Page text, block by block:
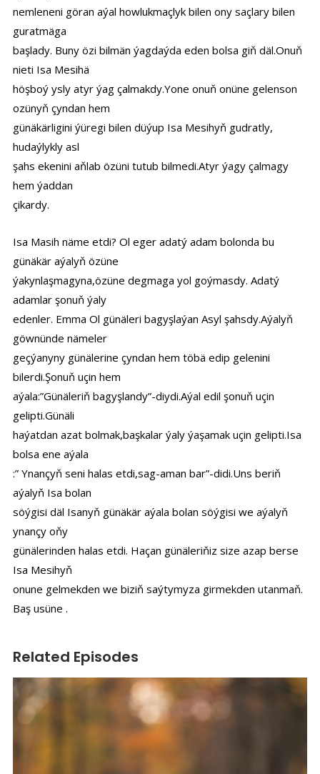
nemleneni göran aýal howlukmaçlyk bilen ony saçlary bilen
guratmäga
başlady. Buny özi bilmän ýagdaýda eden bolsa giň däl.Onuň
nieti Isa Mesihä
höşboý ysly atyr ýag çalmakdy.Yone onuň onüne gelenson
ozünyň çyndan hem
günäkärligini ýüregi bilen düýup Isa Mesihyň gudratly,
hudaýlykly asl
şahs ekenini aňlab özüni tutub bilmedi.Atyr ýagy çalmagy
hem ýaddan
çikardy.
Isa Masih näme etdi? Ol eger adatý adam bolonda bu
günäkär aýalyň özüne
ýakynlaşmagyna,özüne degmaga yol goýmasdy. Adatý
adamlar şonuň ýaly
edenler. Emma Ol günäleri bagyşlaýan Asyl şahsdy.Aýalyň
göwnünde nämeler
geçýanyny günälerine çyndan hem töbä edip gelenini
bilerdi.Şonuň uçin hem
aýala:”Günäleriň bagyşlandy”-diydi.Aýal edil şonuň uçin
gelipti.Günäli
haýatdan azat bolmak,başkalar ýaly ýaşamak uçin gelipti.Isa
bolsa ene aýala
:” Ynançyň seni halas etdi,sag-aman bar”-didi.Uns beriň
aýalyň Isa bolan
söýgisi däl Isanyň günäkär aýala bolan söýgisi we aýalyň
ynançy oňy
günälerinden halas etdi. Haçan günäleriňiz size azap berse
Isa Mesihyň
onune gelmekden we biziň saýtymyza girmekden utanmaň.
Baş usüne .
Related Episodes